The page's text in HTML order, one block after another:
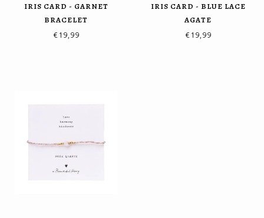
IRIS CARD - GARNET
BRACELET
€19,99
IRIS CARD - BLUE LACE
AGATE
€19,99